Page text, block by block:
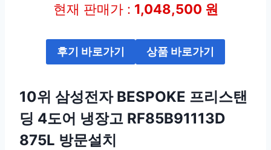
현재 판매가 : 1,048,500 원
후기 바로가기 상품 바로가기
10위 삼성전자 BESPOKE 프리스탠
딩 4도어 냉장고 RF85B91113D
875L 방문설치